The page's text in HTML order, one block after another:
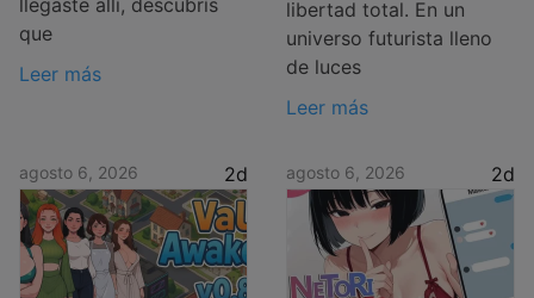
llegaste allí, descubrís
que
Leer más
libertad total. En un
universo futurista lleno
de luces
Leer más
agosto 6, 2026 2d agosto 6, 2026 2d